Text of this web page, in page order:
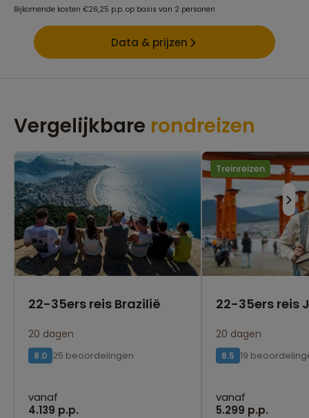
Bijkomende kosten €26,25 p.p. op basis van 2 personen
Data & prijzen
Vergelijkbare rondreizen
22-35ers reis Brazilië
20 dagen
8.0 25 beoordelingen
vanaf
4.139 p.p.
Treinreizen
22-35ers reis
20 dagen
8.5 19
vanaf
5.299 p.p.